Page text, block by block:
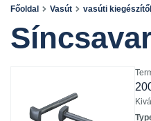
Főoldal Vasút vasúti